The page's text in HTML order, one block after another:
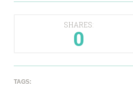
SHARES:
0
TAGS: